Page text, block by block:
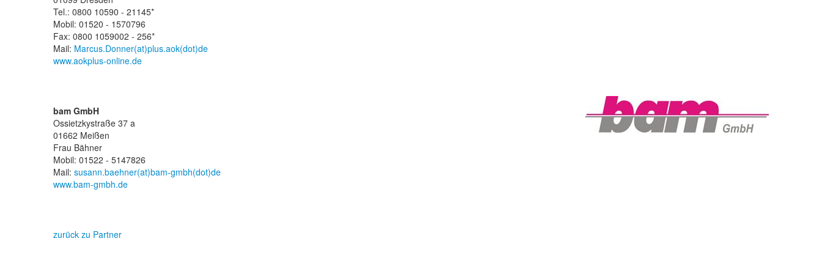
Tel.: 0800 10590 - 21145*
Mobil: 01520 - 1570796
Fax: 0800 1059002 - 256*
Mail: Marcus.Donner(at)plus.aok(dot)de
www.aokplus-online.de
bam GmbH
Ossietzkystraße 37 a
01662 Meißen
Frau Bähner
Mobil: 01522 - 5147826
Mail: susann.baehner(at)bam-gmbh(dot)de
www.bam-gmbh.de
zurück zu Partner